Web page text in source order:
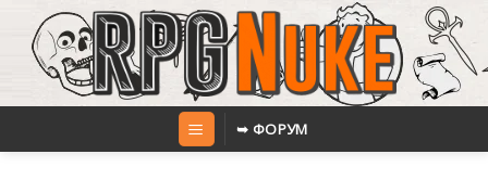
content
➥ ФОРУМ